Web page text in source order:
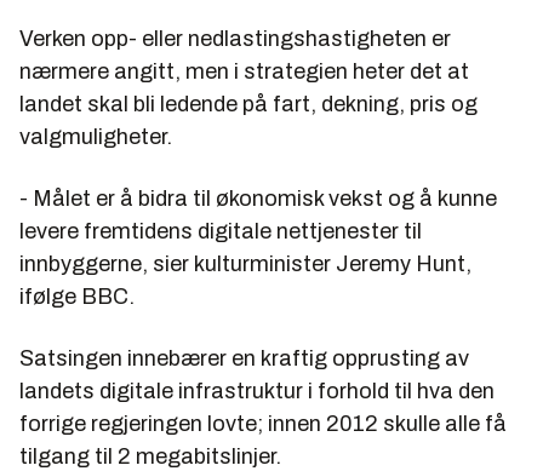
Verken opp- eller nedlastingshastigheten er
nærmere angitt, men i strategien heter det at
landet skal bli ledende på fart, dekning, pris og
valgmuligheter.
- Målet er å bidra til økonomisk vekst og å kunne
levere fremtidens digitale nettjenester til
innbyggerne, sier kulturminister Jeremy Hunt,
ifølge BBC.
Satsingen innebærer en kraftig opprusting av
landets digitale infrastruktur i forhold til hva den
forrige regjeringen lovte; innen 2012 skulle alle få
tilgang til 2 megabitslinjer.